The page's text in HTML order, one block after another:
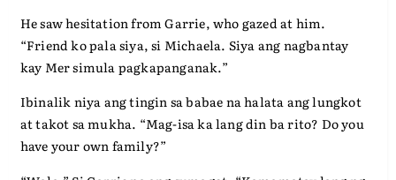
He saw hesitation from Garrie, who gazed at him.
“Friend ko pala siya, si Michaela. Siya ang nagbantay
kay Mer simula pagkapanganak.”
Ibinalik niya ang tingin sa babae na halata ang lungkot
at takot sa mukha. “Mag-isa ka lang din ba rito? Do you
have your own family?”